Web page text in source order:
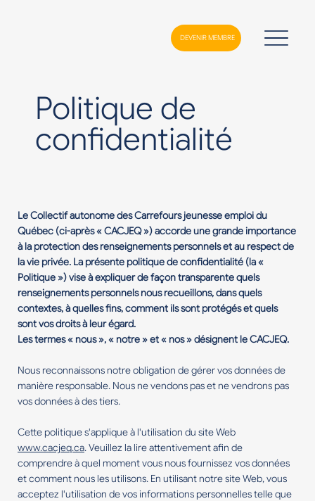
DEVENIR MEMBRE
Politique de
confidentialité
Le Collectif autonome des Carrefours jeunesse emploi du
Québec (ci-après « CACJEQ ») accorde une grande importance
à la protection des renseignements personnels et au respect de
la vie privée. La présente politique de confidentialité (la «
Politique ») vise à expliquer de façon transparente quels
renseignements personnels nous recueillons, dans quels
contextes, à quelles fins, comment ils sont protégés et quels
sont vos droits à leur égard.
Les termes « nous », « notre » et « nos » désignent le CACJEQ.
Nous reconnaissons notre obligation de gérer vos données de
manière responsable. Nous ne vendons pas et ne vendrons pas
vos données à des tiers.
Cette politique s'applique à l'utilisation du site Web
www.cacjeq.ca. Veuillez la lire attentivement afin de
comprendre à quel moment vous nous fournissez vos données
et comment nous les utilisons. En utilisant notre site Web, vous
acceptez l'utilisation de vos informations personnelles telle que